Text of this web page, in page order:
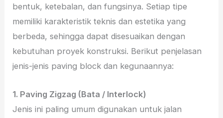
bentuk, ketebalan, dan fungsinya. Setiap tipe
memiliki karakteristik teknis dan estetika yang
berbeda, sehingga dapat disesuaikan dengan
kebutuhan proyek konstruksi. Berikut penjelasan
jenis-jenis paving block dan kegunaannya:
1. Paving Zigzag (Bata / Interlock)
Jenis ini paling umum digunakan untuk jalan